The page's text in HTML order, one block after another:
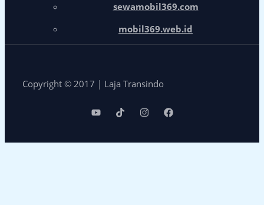
sewamobil369.com
mobil369.web.id
Copyright © 2017 | Laja Transindo